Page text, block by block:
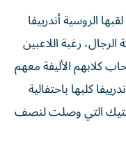
الروسية أندرييفا
رغبة اللاعبين
كلابهم الأليفة معهم
كلبها باحتفالية
التي وصلت لنصف